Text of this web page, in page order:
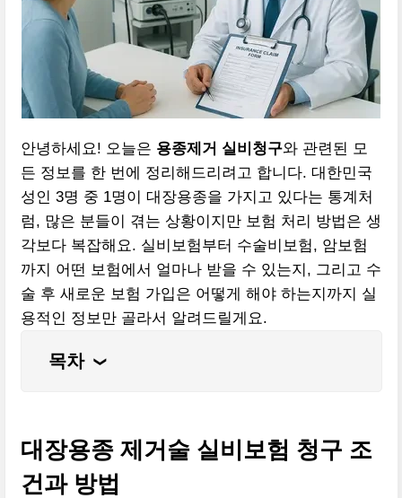
안녕하세요! 오늘은 용종제거 실비청구와 관련된 모
든 정보를 한 번에 정리해드리려고 합니다. 대한민국
성인 3명 중 1명이 대장용종을 가지고 있다는 통계처
럼, 많은 분들이 겪는 상황이지만 보험 처리 방법은 생
각보다 복잡해요. 실비보험부터 수술비보험, 암보험
까지 어떤 보험에서 얼마나 받을 수 있는지, 그리고 수
술 후 새로운 보험 가입은 어떻게 해야 하는지까지 실
용적인 정보만 골라서 알려드릴게요.
목차 ❮
대장용종 제거술 실비보험 청구 조
건과 방법